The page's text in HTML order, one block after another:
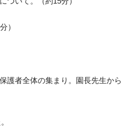
）
護者全体の集まり。園長先生から